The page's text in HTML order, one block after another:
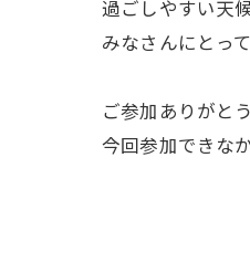
過ごしやすい天
みなさんにとっ
ご参加ありがと
今回参加できな